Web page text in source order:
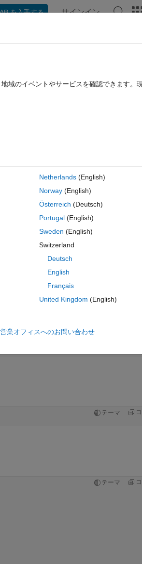
を入手する サインイン
"Conversion to int64
MATLAB Online で開く
named,
calculation.py is as follows
テーマ
テーマ
域のイベントやサービスを確認できます。
Netherlands(English)
Norway(English)
Österreich (Deutsch)
Portugal(English)
Sweden (English)
Switzerland
Deutsch
English
Français
United Kingdom (English)
業オフィスへのお問い合わせ